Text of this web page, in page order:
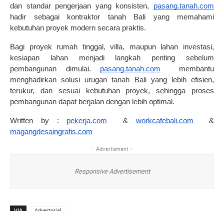
dan standar pengerjaan yang konsisten, pasang.tanah.com
hadir sebagai kontraktor tanah Bali yang memahami
kebutuhan proyek modern secara praktis.
Bagi proyek rumah tinggal, villa, maupun lahan investasi,
kesiapan lahan menjadi langkah penting sebelum
pembangunan dimulai. pasang.tanah.com membantu
menghadirkan solusi urugan tanah Bali yang lebih efisien,
terukur, dan sesuai kebutuhan proyek, sehingga proses
pembangunan dapat berjalan dengan lebih optimal.
Written by : pekerja.com & workcafebali.com
magangdesaingrafis.com
- Advertisment -
Responsive Advertisement